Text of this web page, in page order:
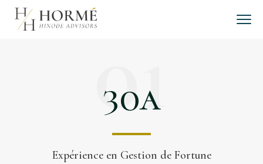
30a
Expérience en Gestion de Fortune
01
Panneau de gestion des cookies